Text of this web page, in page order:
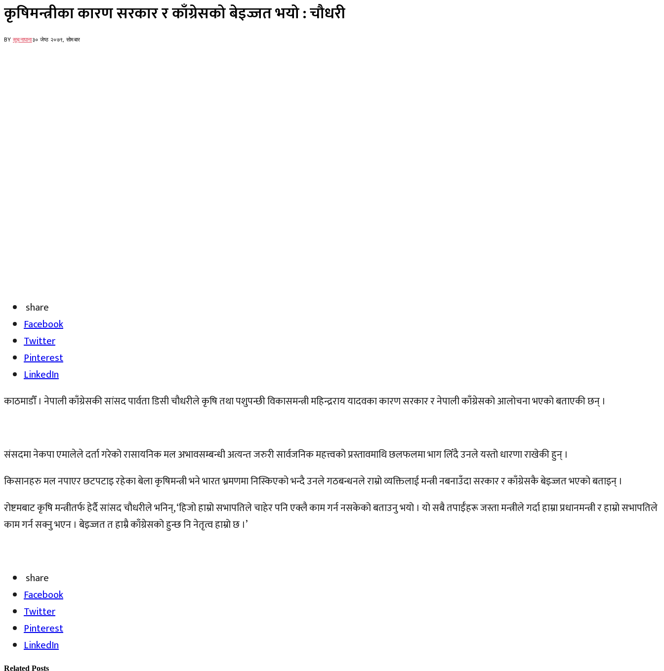
कृषिमन्त्रीका कारण सरकार र काँग्रेसको बेइज्जत भयो : चौधरी
BY सूचनापाना३० जेष्ठ २०७९, सोमबार
share
Facebook
Twitter
Pinterest
LinkedIn
काठमाडौँ । नेपाली काँग्रेसकी सांसद पार्वता डिसी चौधरीले कृषि तथा पशुपन्छी विकासमन्त्री महिन्द्रराय यादवका कारण सरकार र नेपाली काँग्रेसको आलोचना भएको बताएकी छन् ।
संसदमा नेकपा एमालेले दर्ता गरेको रासायनिक मल अभावसम्बन्धी अत्यन्त जरुरी सार्वजनिक महत्त्वको प्रस्तावमाथि छलफलमा भाग लिँदै उनले यस्तो धारणा राखेकी हुन् ।
किसानहरु मल नपाएर छटपटाइ रहेका बेला कृषिमन्त्री भने भारत भ्रमणमा निस्किएको भन्दै उनले गठबन्धनले राम्रो व्यक्तिलाई मन्त्री नबनाउँदा सरकार र काँग्रेसकै बेइज्जत भएको बताइन् ।
रोष्टमबाट कृषि मन्त्रीतर्फ हेर्दै सांसद चौधरीले भनिन्, ‘हिजो हाम्रो सभापतिले चाहेर पनि एक्लै काम गर्न नसकेको बताउनु भयो । यो सबै तपाईँहरू जस्ता मन्त्रीले गर्दा हाम्रा प्रधानमन्त्री र हाम्रो सभापतिले
काम गर्न सक्नु भएन । बेइज्जत त हाम्रै काँग्रेसको हुन्छ नि नेतृत्व हाम्रो छ ।’
share
Facebook
Twitter
Pinterest
LinkedIn
Related Posts